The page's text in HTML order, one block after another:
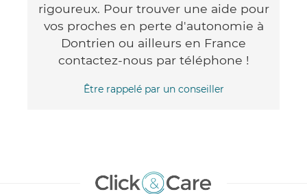
rigoureux. Pour trouver une aide pour
vos proches en perte d'autonomie à
Dontrien ou ailleurs en France
contactez-nous par téléphone !
Être rappelé par un conseiller